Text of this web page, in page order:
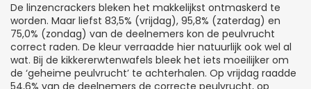
De linzencrackers bleken het makkelijkst ontmaskerd te
worden. Maar liefst 83,5% (vrijdag), 95,8% (zaterdag) en
75,0% (zondag) van de deelnemers kon de peulvrucht
correct raden. De kleur verraadde hier natuurlijk ook wel al
wat. Bij de kikkererwtenwafels bleek het iets moeilijker om
de ‘geheime peulvrucht’ te achterhalen. Op vrijdag raadde